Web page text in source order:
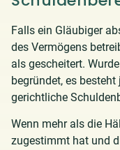
Falls ein Gläubiger
des Vermögens
als gescheitert.
begründet, es
gerichtliche
Wenn mehr als die
zugestimmt hat und